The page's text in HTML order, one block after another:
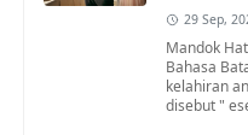
29 Sep,
Mandok
Bahasa
kelahiran
disebut "